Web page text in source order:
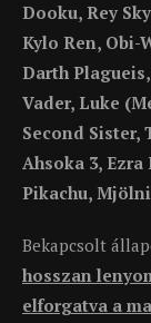
Dooku, Rey
Kylo Ren, Obi-
Darth
Vader, Luke
Second Sister,
Ahsoka 3,
Pikachu,
Bekapcsolt
hosszan
elforgatva a